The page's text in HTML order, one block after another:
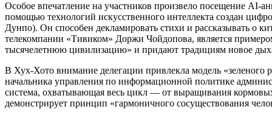
Особое впечатление на участников произвело посещение AI-
помощью технологий искусственного интеллекта создан
Дунпо). Он способен декламировать стихи и рассказывать о
телекомпании «Тивиком» Доржи Чойдопова, является
тысячелетнюю цивилизацию» и придают традициям новое
В Хух-Хото внимание делегации привлекла модель
начальника управления по информационной политике
система, охватывающая весь цикл — от выращивания
демонстрирует принцип «гармоничного сосуществования